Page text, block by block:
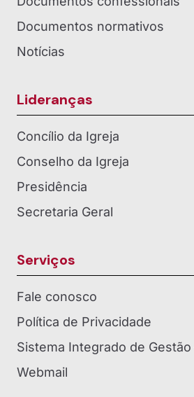
Documentos normativos
Notícias
Lideranças
Concílio da Igreja
Conselho da Igreja
Presidência
Secretaria Geral
Serviços
Fale conosco
Política de Privacidade
Sistema Integrado de Gestão
Webmail